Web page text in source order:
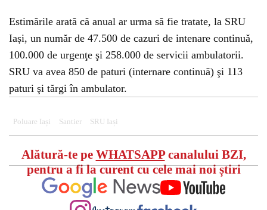
Estimările arată că anual ar urma să fie tratate, la SRU
Iași, un număr de 47.500 de cazuri de intenare continuă,
100.000 de urgenţe şi 258.000 de servicii ambulatorii.
SRU va avea 850 de paturi (internare continuă) şi 113
paturi şi tărgi în ambulator.
Poluare Iași Santier SRU Iași
Alătură-te pe WHATSAPPcanalului BZI,
pentru a fi la curent cu cele mai noi știri